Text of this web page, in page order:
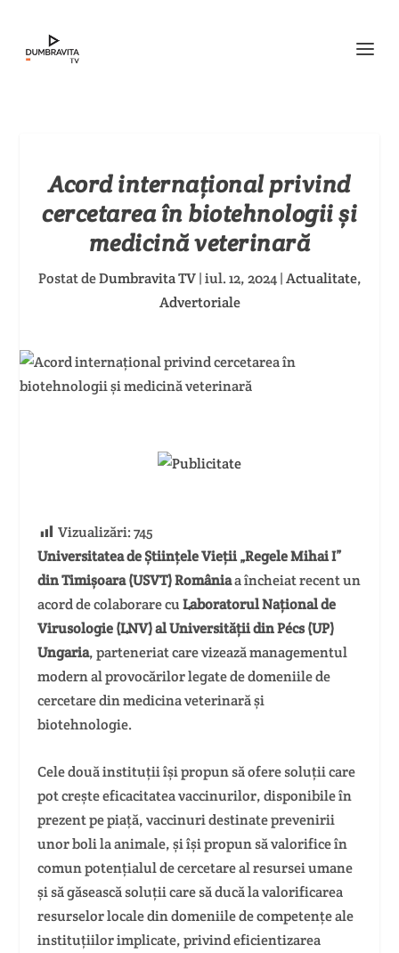
Acord internațional privind
cercetarea în biotehnologii și
medicină veterinară
Postat deDumbravita TV|iul. 12, 2024|Actualitate,
Advertoriale
Vizualizări: 745
Universitatea de Științele Vieții „Regele Mihai I”
din Timișoara (USVT) Româniaa încheiat recent un
acord de colaborare cuLaboratorul Național de
Virusologie (LNV) al Universității din Pécs (UP)
Ungaria, parteneriat care vizează managementul
modern al provocărilor legate de domeniile de
cercetare din medicina veterinară și
biotehnologie.
Cele două instituții își propun să ofere soluții care
pot crește eficacitatea vaccinurilor, disponibile în
prezent pe piață, vaccinuri destinate prevenirii
unor boli la animale, și își propun să valorifice în
comun potențialul de cercetare al resursei umane
și să găsească soluții care să ducă la valorificarea
resurselor locale din domeniile de competențe ale
instituțiilor implicate, privind eficientizarea